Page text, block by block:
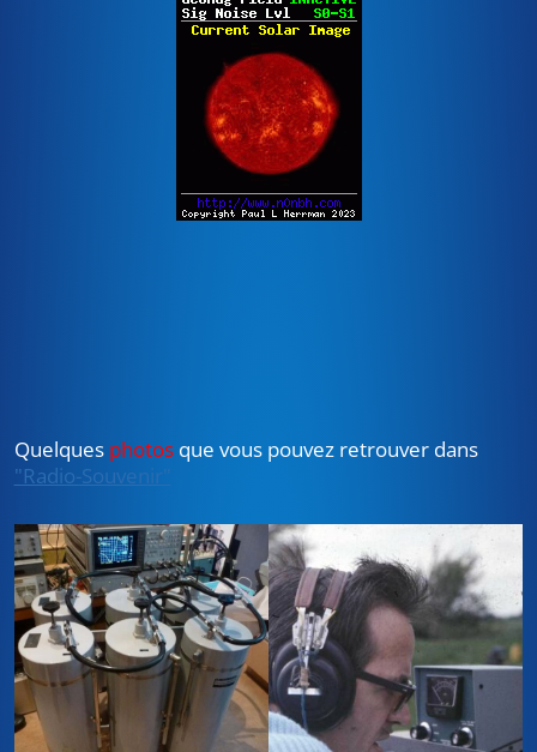
Quelques photosque vous pouvez retrouver dans
"Radio-Souvenir"